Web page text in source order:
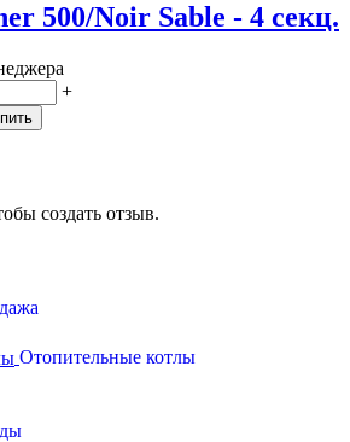
500/Noir Sable - 4 секц.
+
создать отзыв.
Отопительные котлы